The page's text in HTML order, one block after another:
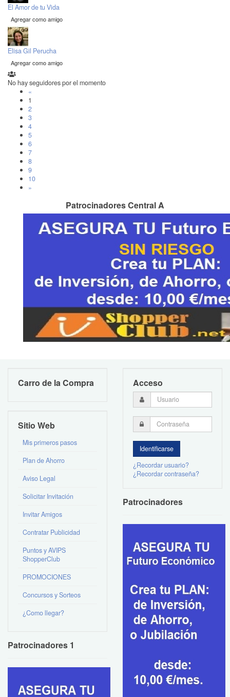
El Amor de tu Vida
Agregar como amigo
Elisa Gil Perucha
Agregar como amigo
No hay seguidores por el momento
«
1
2
3
4
5
6
7
8
9
10
»
Patrocinadores Central A
Carro de la Compra
Sitio Web
Mis primeros pasos
Plan de Ahorro
Aviso Legal
Solicitar Invitación
Invitar Amigos
Contratar Publicidad
Puntos y AVIPS
ShopperClub
PROMOCIONES
Concursos y Sorteos
¿Como llegar?
Patrocinadores 1
Acceso
¿Recordar usuario?
¿Recordar contraseña?
Patrocinadores